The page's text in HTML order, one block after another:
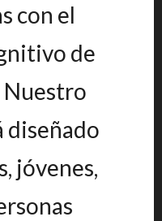
con el
de
Nuestro
diseñado
jóvenes,